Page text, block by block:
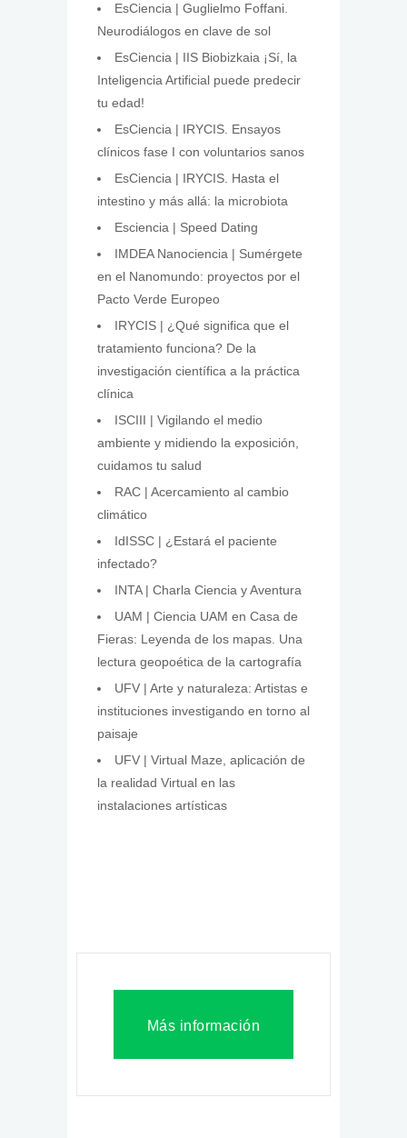
EsCiencia | Guglielmo Foffani.
Neurodiálogos en clave de sol
EsCiencia | IIS Biobizkaia ¡Sí, la
Inteligencia Artificial puede predecir
tu edad!
EsCiencia | IRYCIS. Ensayos
clínicos fase I con voluntarios sanos
EsCiencia | IRYCIS. Hasta el
intestino y más allá: la microbiota
Esciencia | Speed Dating
IMDEA Nanociencia | Sumérgete
en el Nanomundo: proyectos por el
Pacto Verde Europeo
IRYCIS | ¿Qué significa que el
tratamiento funciona? De la
investigación científica a la práctica
clínica
ISCIII | Vigilando el medio
ambiente y midiendo la exposición,
cuidamos tu salud
RAC | Acercamiento al cambio
climático
IdISSC | ¿Estará el paciente
infectado?
INTA | Charla Ciencia y Aventura
UAM | Ciencia UAM en Casa de
Fieras: Leyenda de los mapas. Una
lectura geopoética de la cartografía
UFV | Arte y naturaleza: Artistas e
instituciones investigando en torno al
paisaje
UFV | Virtual Maze, aplicación de
la realidad Virtual en las
instalaciones artísticas
Más información